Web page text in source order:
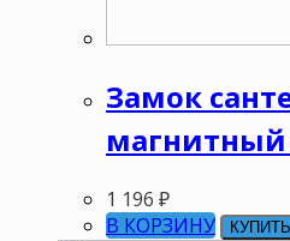
Замок
1 196 ₽
В КОРЗИНУ